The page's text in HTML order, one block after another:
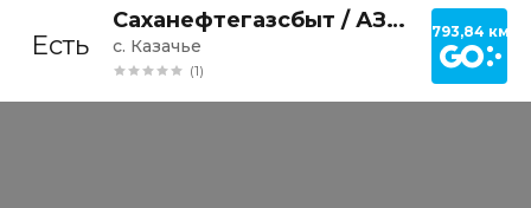
Есть
Саханефтегазсбыт / АЗС Казачье
с. Казачье
(1)
793,84 км